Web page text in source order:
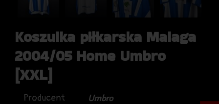
Koszulka piłkarska Malaga
2004/05 Home Umbro
[XXL]
Producent
Umbro